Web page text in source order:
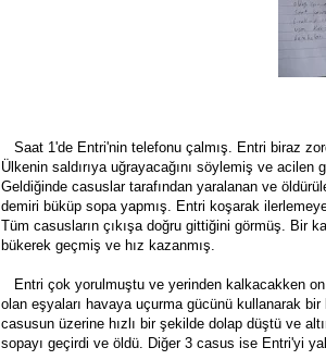
Saat 1'de Entri'nin telefonu çalmış. Entri biraz
Ülkenin saldırıya uğrayacağını söylemiş ve
Geldiğinde casuslar tarafından yaralanan ve
demiri büküp sopa yapmış. Entri koşarak
Tüm casusların çıkışa doğru gittiğini görmüş. Bir
bükerek geçmiş ve hız kazanmış.
Entri çok yorulmuştu ve yerinden kalkacakken
olan eşyaları havaya uçurma gücünü kullanarak
casusun üzerine hızlı bir şekilde dolap düştü ve
sopayı geçirdi ve öldü. Diğer 3 casus ise Entri'yi